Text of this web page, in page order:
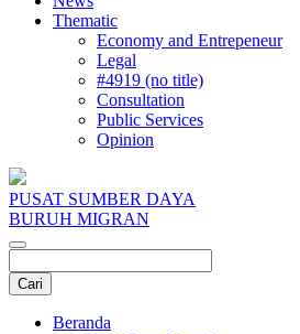
Thematic
Economy and Entrepeneur
Legal
#4919 (no title)
Consultation
Public Services
Opinion
PUSAT SUMBER DAYA
BURUH MIGRAN
Beranda